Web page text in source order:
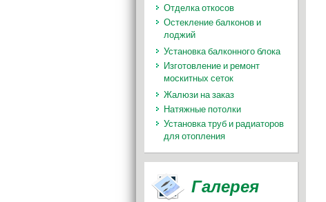
Отделка откосов
Остекление балконов и
лоджий
Установка балконного блока
Изготовление и ремонт
москитных сеток
Жалюзи на заказ
Натяжные потолки
Установка труб и радиаторов
для отопления
Галерея